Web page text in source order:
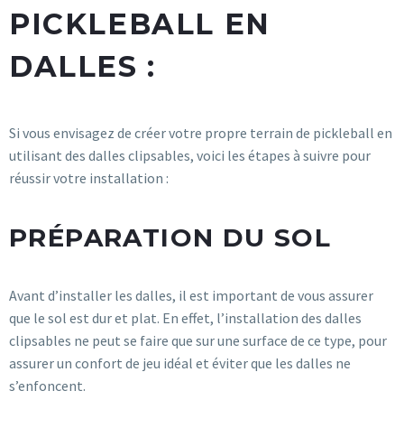
PICKLEBALL EN
DALLES :
Si vous envisagez de créer votre propre terrain de pickleball en
utilisant des dalles clipsables, voici les étapes à suivre pour
réussir votre installation :
PRÉPARATION DU SOL
Avant d’installer les dalles, il est important de vous assurer
que le sol est dur et plat. En effet, l’installation des dalles
clipsables ne peut se faire que sur une surface de ce type, pour
assurer un confort de jeu idéal et éviter que les dalles ne
s’enfoncent.